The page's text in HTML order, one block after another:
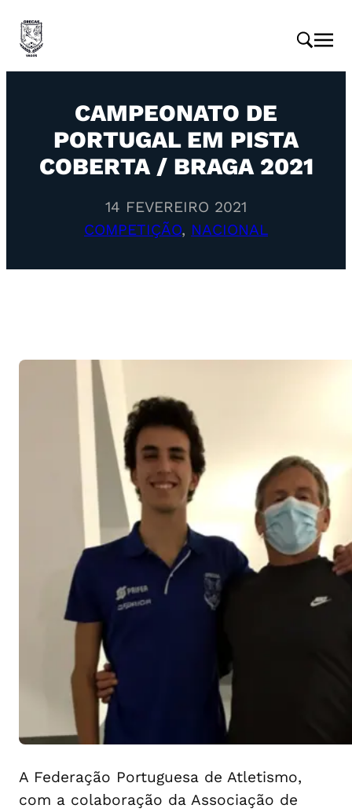
CAMPEONATO DE
PORTUGAL EM PISTA
COBERTA / BRAGA 2021
14 FEVEREIRO 2021
COMPETIÇÃO, NACIONAL
A Federação Portuguesa de Atletismo,
com a colaboração da Associação de